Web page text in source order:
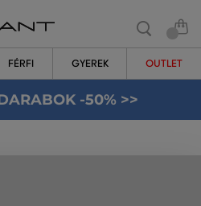
FÉRFI GYEREK OUTLET
-50% >>